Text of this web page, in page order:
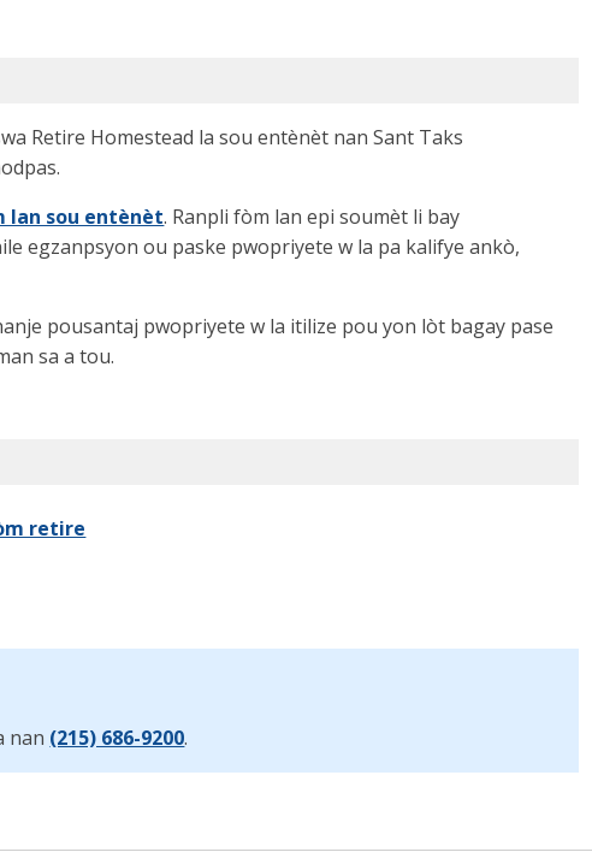
Retire Homestead la sou entènèt nan Sant Taks
lan sou entènèt. Ranpli fòm lan epi soumèt li bay
egzanpsyon ou paske pwopriyete w la pa kalifye ankò,
pousantaj pwopriyete w la itilize pou yon lòt bagay pase
sa a tou.
retire
nan (215) 686-9200.